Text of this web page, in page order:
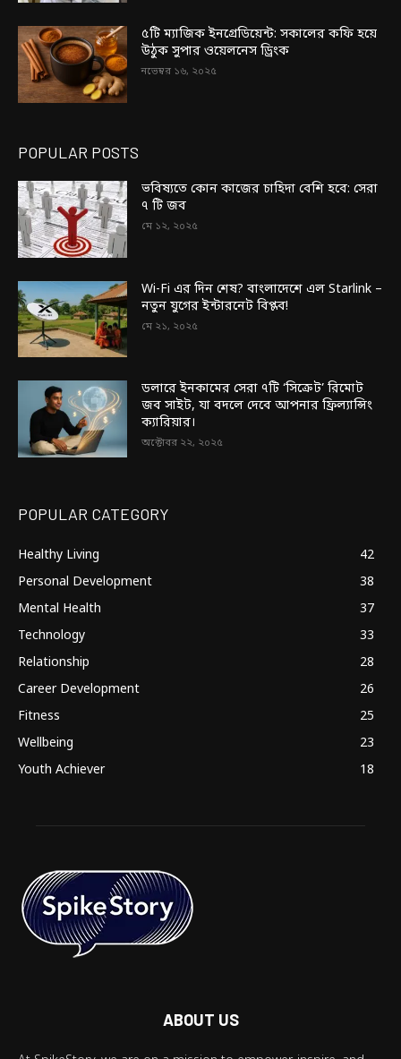
৫টি ম্যাজিক ইনগ্রেডিয়েন্ট: সকালের কফি হয়ে
উঠুক সুপার ওয়েলনেস ড্রিংক
নভেম্বর ১৬, ২০২৫
POPULAR POSTS
ভবিষ্যতে কোন কাজের চাহিদা বেশি হবে: সেরা
৭ টি জব
মে ১২, ২০২৫
Wi-Fi এর দিন শেষ? বাংলাদেশে এল Starlink –
নতুন যুগের ইন্টারনেট বিপ্লব!
মে ২১, ২০২৫
ডলারে ইনকামের সেরা ৭টি ‘সিক্রেট’ রিমোট
জব সাইট, যা বদলে দেবে আপনার ফ্রিল্যান্সিং
ক্যারিয়ার।
অক্টোবর ২২, ২০২৫
POPULAR CATEGORY
Healthy Living
42
Personal Development
38
Mental Health
37
Technology
33
Relationship
28
Career Development
26
Fitness
25
Wellbeing
23
Youth Achiever
18
ABOUT US